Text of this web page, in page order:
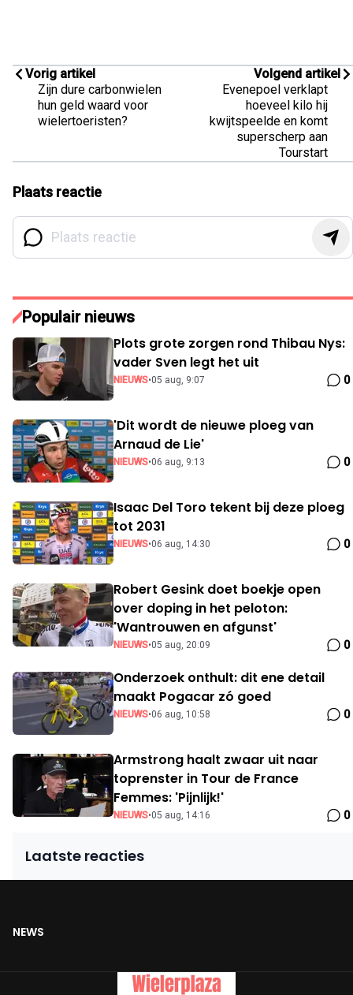
Vorig artikel
Zijn dure carbonwielen
hun geld waard voor
wielertoeristen?
Volgend artikel
Evenepoel verklapt
hoeveel kilo hij
kwijtspeelde en komt
superscherp aan
Tourstart
Plaats reactie
Populair nieuws
Plots grote zorgen rond Thibau Nys:
vader Sven legt het uit
NIEUWS•05 aug, 9:07 0
'Dit wordt de nieuwe ploeg van
Arnaud de Lie'
NIEUWS•06 aug, 9:13 0
Isaac Del Toro tekent bij deze ploeg
tot 2031
NIEUWS•06 aug, 14:30 0
Robert Gesink doet boekje open
over doping in het peloton:
'Wantrouwen en afgunst'
NIEUWS•05 aug, 20:09 0
Onderzoek onthult: dit ene detail
maakt Pogacar zó goed
NIEUWS•06 aug, 10:58 0
Armstrong haalt zwaar uit naar
toprenster in Tour de France
Femmes: 'Pijnlijk!'
NIEUWS•05 aug, 14:16 0
Laatste reacties
NEWS